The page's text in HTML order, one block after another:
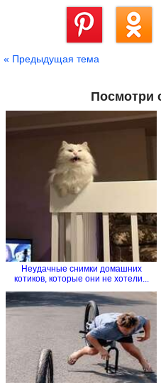
« Предыдущая тема
Посмотри
Неудачные снимки домашних
котиков, которые они не хотели...